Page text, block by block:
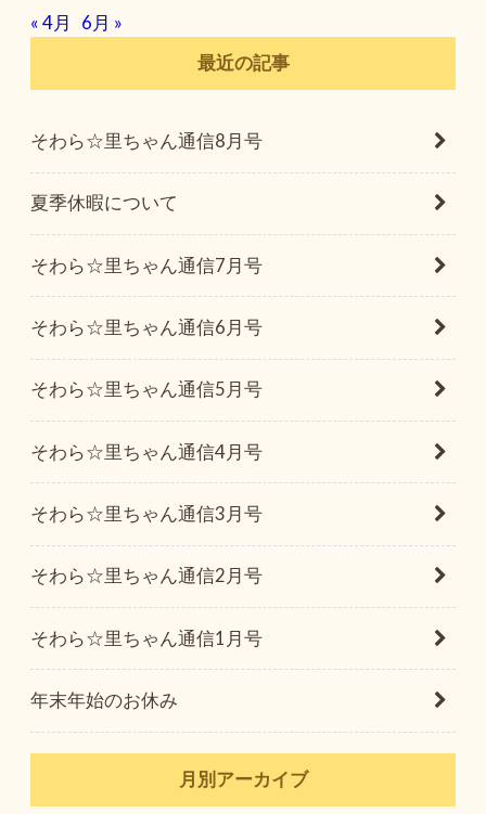
« 4月
6月 »
最近の記事
そわら☆里ちゃん通信8月号
夏季休暇について
そわら☆里ちゃん通信7月号
そわら☆里ちゃん通信6月号
そわら☆里ちゃん通信5月号
そわら☆里ちゃん通信4月号
そわら☆里ちゃん通信3月号
そわら☆里ちゃん通信2月号
そわら☆里ちゃん通信1月号
年末年始のお休み
月別アーカイブ